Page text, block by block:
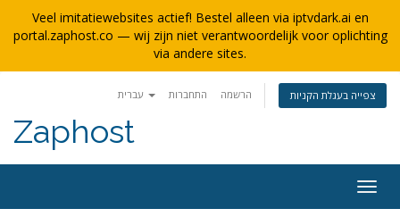
Veel imitatiewebsites actief! Bestel alleen via iptvdark.ai en
portal.zaphost.co — wij zijn niet verantwoordelijk voor oplichting
via andere sites.
התחברות הרשמה צפייה בעגלת הקניות
Zaphost
ניווט